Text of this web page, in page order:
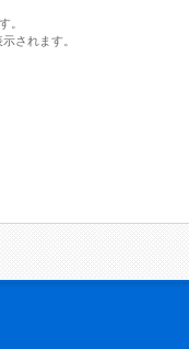
。
されます。